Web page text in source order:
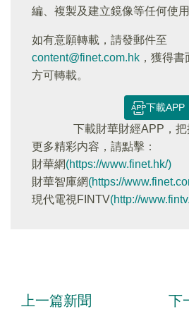
編、複製及建立鏡像等任何使用
如有意願轉載，請發郵件至
content@finet.com.hk ，獲得
方可轉載。
下載APP
下載財華財經APP，
更多精彩内容，請點擊：
財華網(https://www.finet.hk/)
財華智庫網(https://
現代電視FINTV(http://
上一篇新聞 下